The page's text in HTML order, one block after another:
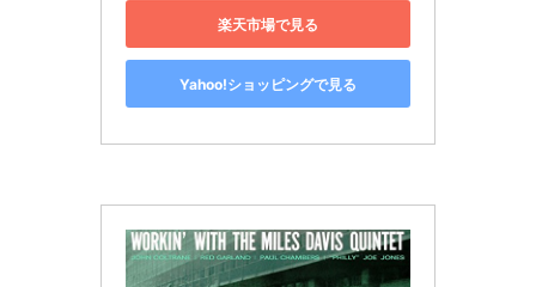
楽天市場で見る
Yahoo!ショッピングで見る